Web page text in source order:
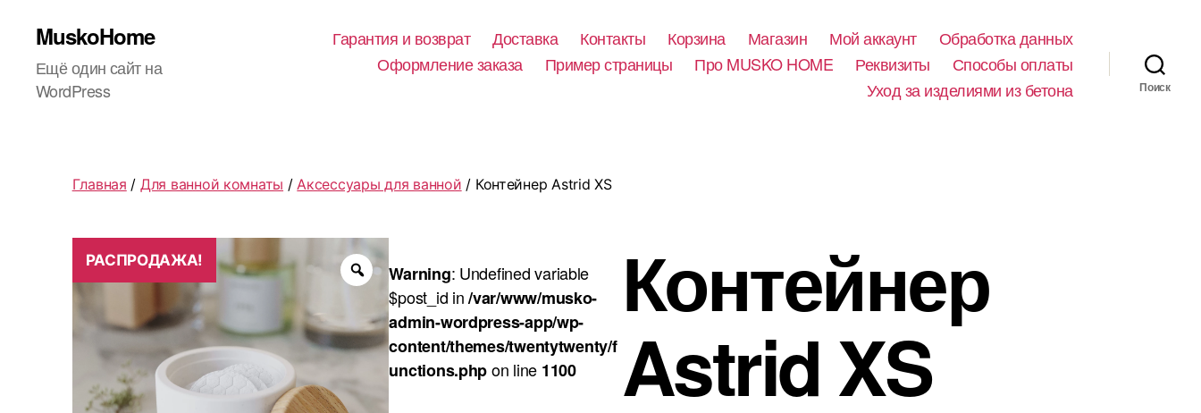
MuskoHome
Ещё один сайт на
WordPress
Гарантия и возврат Доставка Контакты Корзина Магазин Мой аккаунт
Обработка данных
Оформление заказа
Пример страницы Про MUSKO HOME Реквизиты
Способы оплаты
Уход за изделиями из бетона
Поиск
Главная / Для ванной комнаты / Аксессуары для ванной / Контейнер Astrid XS
РАСПРОДАЖА! Контейнер
Astrid XS
Warning: Undefined variable
$post_id in/var/www/musko-
admin-wordpress-app/wp-
content/themes/twentytwenty/f
unctions.phpon line 1100